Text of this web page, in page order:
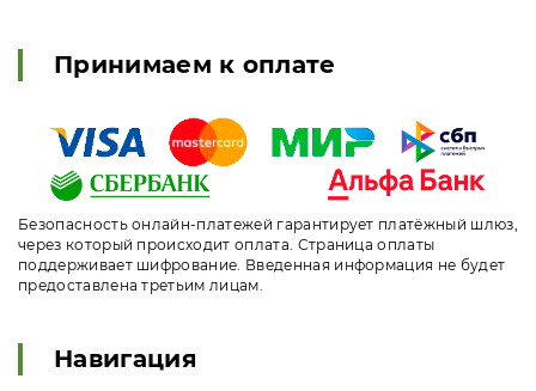
Принимаем к оплате
Безопасность онлайн-платежей гарантирует платёжный шлюз,
через который происходит оплата. Страница оплаты
поддерживает шифрование. Введенная информация не будет
предоставлена третьим лицам.
Навигация